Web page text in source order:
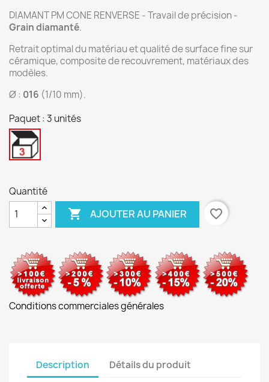
DIAMANT PM CONE RENVERSE - Travail de précision -
Grain diamanté.
Retrait optimal du matériau et qualité de surface fine sur
céramique, composite de recouvrement, matériaux des
modèles.
Ø : 016 (1/10 mm).
Paquet : 3 unités
3
Quantité
 AJOUTER AU PANIER favorite_border
Conditions commerciales générales
Description Détails du produit